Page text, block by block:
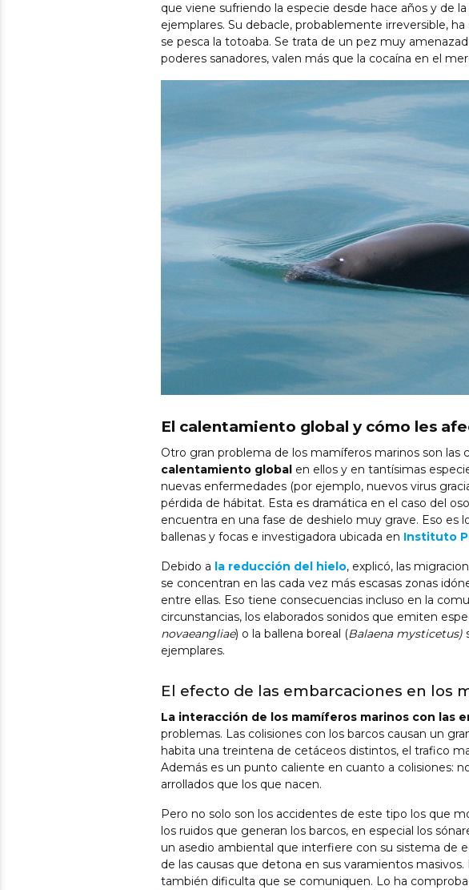
que viene sufriendo la especie desde hace años y de
ejemplares. Su debacle, probablemente irreversible,
se pesca la totoaba. Se trata de un pez muy
poderes sanadores, valen más que la cocaína en el
El calentamiento global y cómo les
Otro gran problema de los mamíferos marinos son las
calentamiento global en ellos y en tantísimas
nuevas enfermedades (por ejemplo, nuevos virus
pérdida de hábitat. Esta es dramática en el caso del
encuentra en una fase de deshielo muy grave. Eso es
ballenas y focas e investigadora ubicada en Instituto
Debido a la reducción del hielo, explicó, las
se concentran en las cada vez más escasas zonas
entre ellas. Eso tiene consecuencias incluso en la
circunstancias, los elaborados sonidos que emiten
novaeangliae) o la ballena boreal (Balaena mysticetus)
ejemplares.
El efecto de las embarcaciones en los
La interacción de los mamíferos marinos con las
problemas. Las colisiones con los barcos causan un
habita una treintena de cetáceos distintos, el trafico
Además es un punto caliente en cuanto a colisiones:
arrollados que los que nacen.
Pero no solo son los accidentes de este tipo los que
los ruidos que generan los barcos, en especial los
un asedio ambiental que interfiere con su sistema de
de las causas que detona en sus varamientos
también dificulta que se comuniquen. Lo ha